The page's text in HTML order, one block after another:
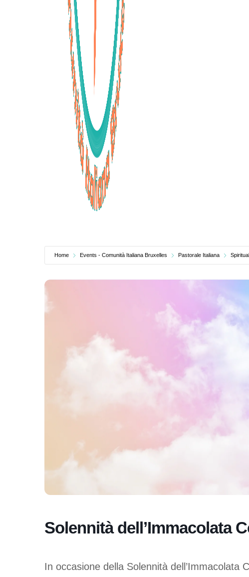
Home Events - Comunità Italiana Bruxelles Pastorale Italiana
Solennità dell’Immacolata
In occasione della Solennità dell’Immacolata